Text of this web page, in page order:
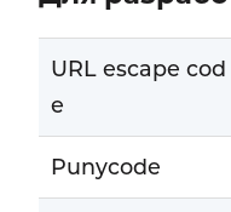
URL escape cod
e
Punycode